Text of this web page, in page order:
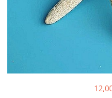
Barci, vapoare, ambarcatiuni
Tablouri